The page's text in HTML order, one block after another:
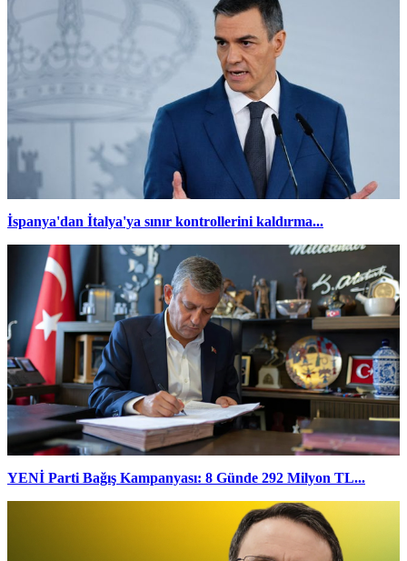
İspanya'dan İtalya'ya sınır kontrollerini kaldırma...
YENİ Parti Bağış Kampanyası: 8 Günde 292 Milyon TL...